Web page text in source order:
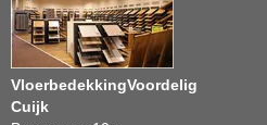
VloerbedekkingVoordelig
Cuijk